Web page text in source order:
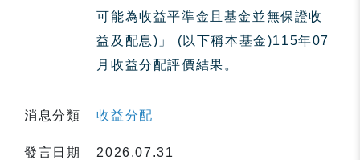
可能為收益平準金且基金並無保證收
益及配息)」 (以下稱本基金)115年07
月收益分配評價結果。
消息分類 收益分配
發言日期 2026.07.31